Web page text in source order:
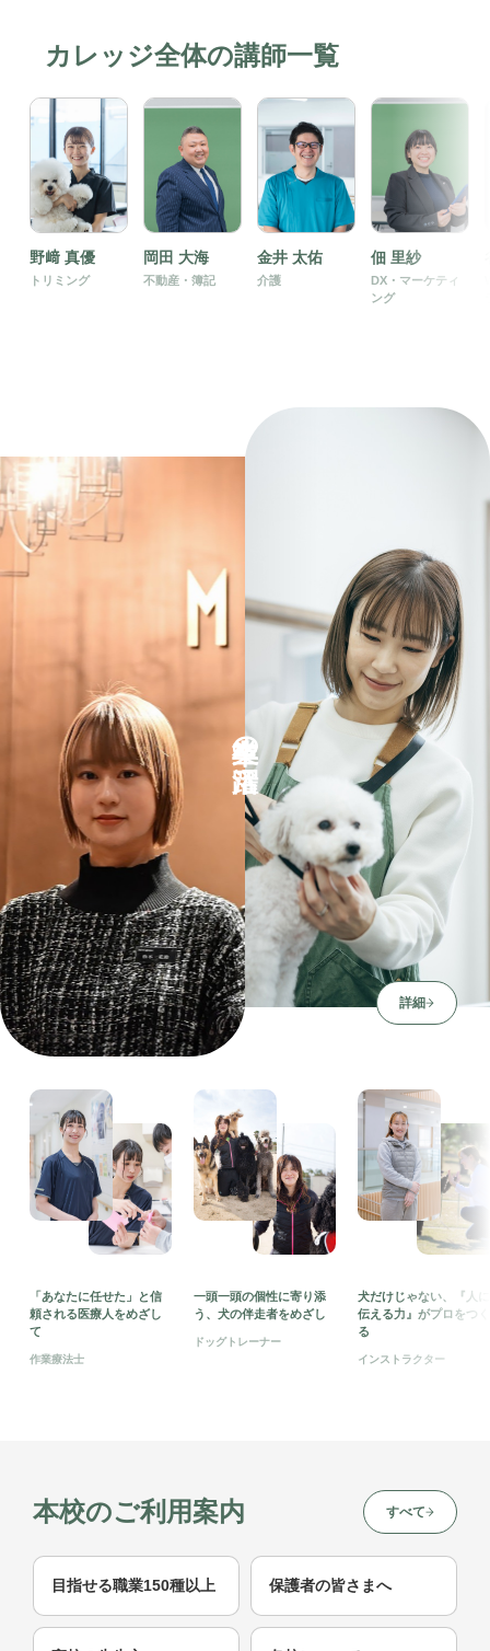
カレッジ全体の講師一覧
野﨑 真優
トリミング
岡田 大海
不動産・簿記
金井 太佑
介護
佃 里紗
DX・マーケティ
ング
卒業生の活躍
詳細
「あなたに任せた」と信
頼される医療人をめざし
て
作業療法士
一頭一頭の個性に寄り添
う、犬の伴走者をめざし
ドッグトレーナー
犬だけじゃない、『人に
伝える力』がプロをつく
る
インストラクター
本校のご利用案内 すべて
目指せる職業150種以上 保護者の皆さまへ